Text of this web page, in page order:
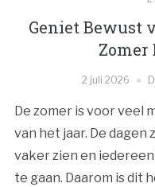
Geniet Bewust
Zomer
2 juli 2026
De zomer is voor veel
van het jaar. De dagen
vaker zien en
te gaan. Daarom is dit